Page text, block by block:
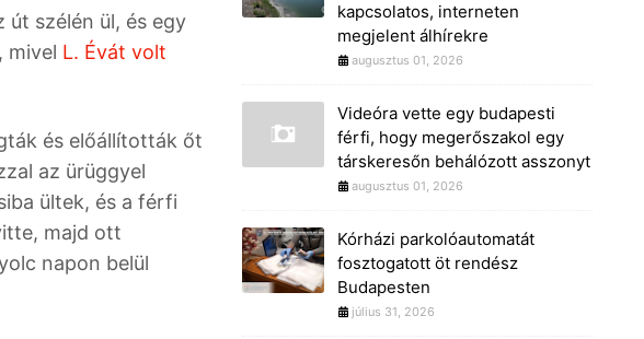
út szélén ül, és egy
mivel L. Évát volt
és előállították őt
az ürüggyel
ültek, és a férfi
majd ott
napon belül
kapcsolatos, interneten
megjelent álhírekre
augusztus 01, 2026
Videóra vette egy budapesti
férfi, hogy megerőszakol egy
társkeresőn behálózott asszonyt
augusztus 01, 2026
Kórházi parkolóautomatát
fosztogatott öt rendész
Budapesten
július 31, 2026